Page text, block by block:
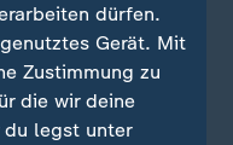
dürfen.
Gerät. Mit
Zustimmung zu
die wir deine
du legst unter